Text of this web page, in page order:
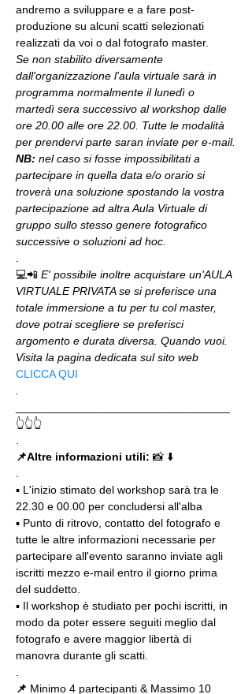
andremo a sviluppare e a fare post-
produzione su alcuni scatti selezionati
realizzati da voi o dal fotografo master.
Se non stabilito diversamente
dall'organizzazione l'aula virtuale sarà in
programma normalmente il lunedì o
martedì sera successivo al workshop dalle
ore 20.00 alle ore 22.00. Tutte le modalità
per prendervi parte saran inviate per e-mail.
NB: nel caso si fosse impossibilitati a
partecipare in quella data e/o orario si
troverà una soluzione spostando la vostra
partecipazione ad altra Aula Virtuale di
gruppo sullo stesso genere fotografico
successive o soluzioni ad hoc.
💻📲 E' possibile inoltre acquistare un'AULA
VIRTUALE PRIVATA se si preferisce una
totale immersione a tu per tu col master,
dove potrai scegliere se preferisci
argomento e durata diversa. Quando vuoi.
Visita la pagina dedicata sul sito web
CLICCA QUI
👆👆👆
📌Altre informazioni utili: 📸 ⬇️
▪️ L'inizio stimato del workshop sarà tra le
22.30 e 00.00 per concludersi all'alba
▪️ Punto di ritrovo, contatto del fotografo e
tutte le altre informazioni necessarie per
partecipare all'evento saranno inviate agli
iscritti mezzo e-mail entro il giorno prima
del suddetto.
▪️ Il workshop è studiato per pochi iscritti, in
modo da poter essere seguiti meglio dal
fotografo e avere maggior libertà di
manovra durante gli scatti.
📌 Minimo 4 partecipanti & Massimo 10